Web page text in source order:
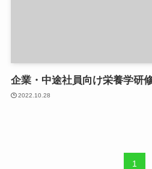
企業・中途社員向け栄養学研
2022.10.28
1